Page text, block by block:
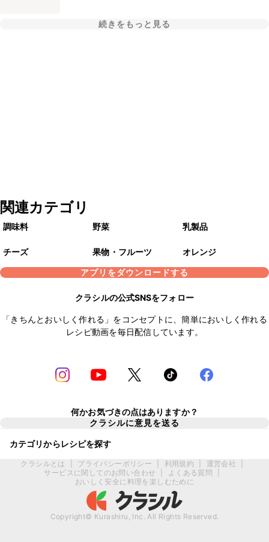
続きをもっと見る
関連カテゴリ
調味料 野菜 乳製品
チーズ 果物・フルーツ
オレンジ
アプリをダウンロードする
クラシルの公式SNSをフォロー
「きちんとおいしく作れる」をコンセプトに、簡単においしく作れる
レシピ動画を毎日配信しています。
何かお気づきの点はありますか？
クラシルに意見を送る
カテゴリからレシピを探す
クラシルとは プライバシーポリシー 利用規約 運営会社
サービスに関してのお問い合わせ
よくある質問
おいしく安全に料理を楽しむために
Copyright© Kurashiru, Inc. All Rights Reserved.